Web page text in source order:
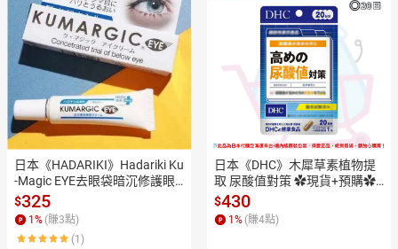
日本《HADARIKI》Hadariki Ku
-Magic EYE去眼袋暗沉修護眼
霜 20g ✿現貨+預購✿日本境
內版原裝代購🌸佑育生活館🌸
$325
1 % (賺3點)
(1)
日本《DHC》木犀草素植物提
取 尿酸值對策 ✿現貨+預購✿
日本境內版原裝代購🌸佑育生
活館🌸
$430
1 % (賺4點)